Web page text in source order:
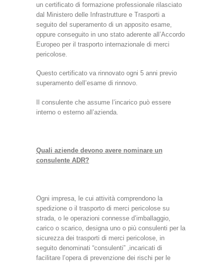
un certificato di formazione professionale rilasciato
dal Ministero delle Infrastrutture e Trasporti a
seguito del superamento di un apposito esame,
oppure conseguito in uno stato aderente all’Accordo
Europeo per il trasporto internazionale di merci
pericolose.
Questo certificato va rinnovato ogni 5 anni previo
superamento dell’esame di rinnovo.
Il consulente che assume l’incarico può essere
interno o esterno all’azienda.
Quali aziende devono avere nominare un
consulente ADR?
Ogni impresa, le cui attività comprendono la
spedizione o il trasporto di merci pericolose su
strada, o le operazioni connesse d’imballaggio,
carico o scarico, designa uno o più consulenti per la
sicurezza dei trasporti di merci pericolose, in
seguito denominati “consulenti” ,incaricati di
facilitare l’opera di prevenzione dei rischi per le